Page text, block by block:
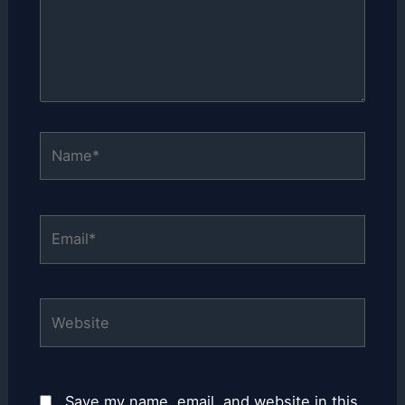
Save my name, email, and website in this